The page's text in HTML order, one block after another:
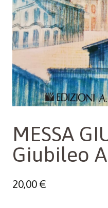
MESSA
Giubileo
20,00€